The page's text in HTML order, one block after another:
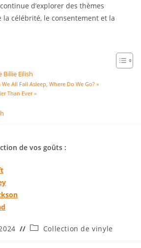
d’explorer des thèmes
la célébrité, le consentement et la
Billie Eilish
All Fall Asleep, Where Do We Go? »
Than Ever »
de vos goûts :
PostCollection de vinyle